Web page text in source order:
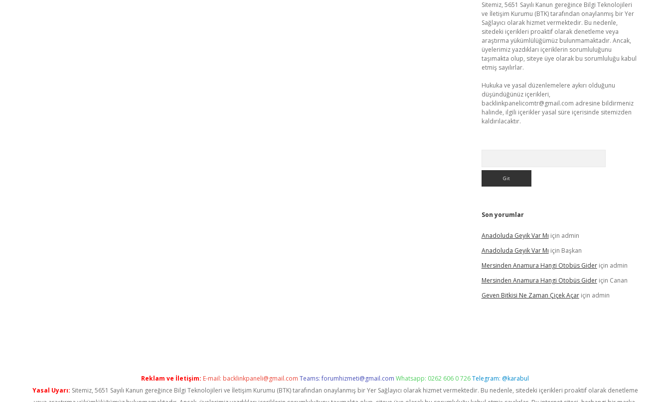
Sitemiz, 5651 Sayılı Kanun gereğince Bilgi Teknolojileri
ve İletişim Kurumu (BTK) tarafından onaylanmış bir Yer
Sağlayıcı olarak hizmet vermektedir. Bu nedenle,
sitedeki içerikleri proaktif olarak denetleme veya
araştırma yükümlülüğümüz bulunmamaktadır. Ancak,
üyelerimiz yazdıkları içeriklerin sorumluluğunu
taşımakta olup, siteye üye olarak bu sorumluluğu kabul
etmiş sayılırlar.
Hukuka ve yasal düzenlemelere aykırı olduğunu
düşündüğünüz içerikleri,
backlinkpanelicomtr@gmail.com adresine bildirmeniz
halinde, ilgili içerikler yasal süre içerisinde sitemizden
kaldırılacaktır.
Son yorumlar
Anadoluda Geyik Var Mı için admin
Anadoluda Geyik Var Mı için Başkan
Mersinden Anamura Hangi Otobüs Gideriçin admin
Mersinden Anamura Hangi Otobüs Gideriçin Canan
Geven Bitkisi Ne Zaman Çiçek Açariçin admin
Reklam ve İletişim: E-mail: backlinkpaneli@gmail.com Teams:forumhizmeti@gmail.com Whatsapp: 0262 606 0 726Telegram: @karabul
Yasal Uyarı: Sitemiz, 5651 Sayılı Kanun gereğince Bilgi Teknolojileri ve İletişim Kurumu (BTK) tarafından onaylanmış bir Yer Sağlayıcı olarak hizmet vermektedir. Bu nedenle, sitedeki içerikleri proaktif olarak denetleme